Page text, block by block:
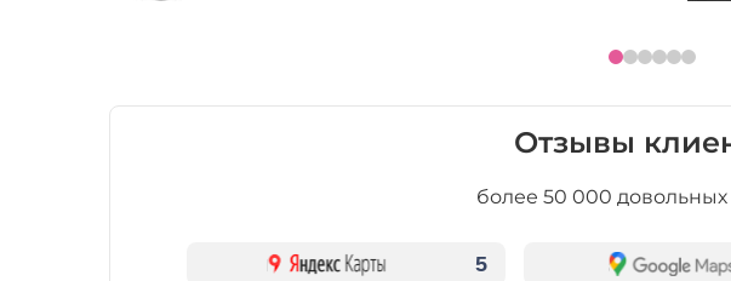
Отзывы
более 50 000 довольных
5